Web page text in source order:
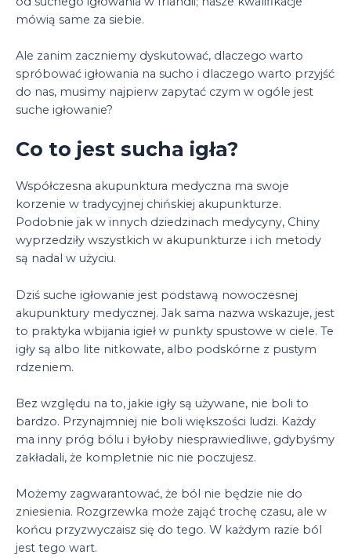
mówią same za siebie.
Ale zanim zaczniemy dyskutować, dlaczego warto
spróbować igłowania na sucho i dlaczego warto przyjść
do nas, musimy najpierw zapytać czym w ogóle jest
suche igłowanie?
Co to jest sucha igła?
Współczesna akupunktura medyczna ma swoje
korzenie w tradycyjnej chińskiej akupunkturze.
Podobnie jak w innych dziedzinach medycyny, Chiny
wyprzedziły wszystkich w akupunkturze i ich metody
są nadal w użyciu.
Dziś suche igłowanie jest podstawą nowoczesnej
akupunktury medycznej. Jak sama nazwa wskazuje, jest
to praktyka wbijania igieł w punkty spustowe w ciele. Te
igły są albo lite nitkowate, albo podskórne z pustym
rdzeniem.
Bez względu na to, jakie igły są używane, nie boli to
bardzo. Przynajmniej nie boli większości ludzi. Każdy
ma inny próg bólu i byłoby niesprawiedliwe, gdybyśmy
zakładali, że kompletnie nic nie poczujesz.
Możemy zagwarantować, że ból nie będzie nie do
zniesienia. Rozgrzewka może zająć trochę czasu, ale w
końcu przyzwyczaisz się do tego. W każdym razie ból
jest tego wart.